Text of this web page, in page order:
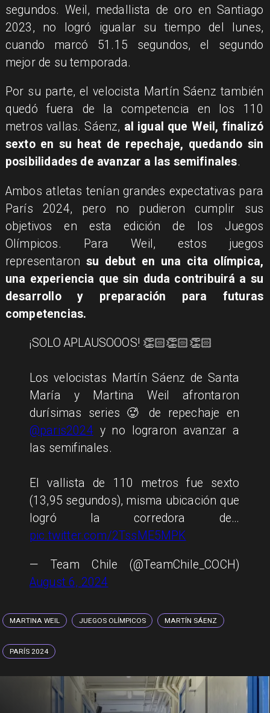
segundos. Weil, medallista de oro en Santiago
2023, no logró igualar su tiempo del lunes,
cuando marcó 51.15 segundos, el segundo
mejor de su temporada.
Por su parte, el velocista Martín Sáenz también
quedó fuera de la competencia en los 110
metros vallas. Sáenz, al igual que Weil, finalizó
sexto en su heat de repechaje, quedando sin
posibilidades de avanzar a las semifinales.
Ambos atletas tenían grandes expectativas para
París 2024, pero no pudieron cumplir sus
objetivos en esta edición de los Juegos
Olímpicos. Para Weil, estos juegos
representaron su debut en una cita olímpica,
una experiencia que sin duda contribuirá a su
desarrollo y preparación para futuras
competencias.
¡SOLO APLAUSOOOS! 👏🏻👏🏻👏🏻
Los velocistas Martín Sáenz de Santa
María y Martina Weil afrontaron
durísimas series 🥵 de repechaje en
@paris2024 y no lograron avanzar a
las semifinales.
El vallista de 110 metros fue sexto
(13,95 segundos), misma ubicación que
logró la corredora de…
pic.twitter.com/2TssME5MPK
— Team Chile (@TeamChile_COCH)
August 6, 2024
MARTINA WEIL JUEGOS OLÍMPICOS MARTÍN SÁENZ
PARÍS 2024